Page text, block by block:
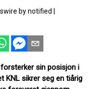
by notified
sin posisjon i
KNL sikrer seg en tiårig